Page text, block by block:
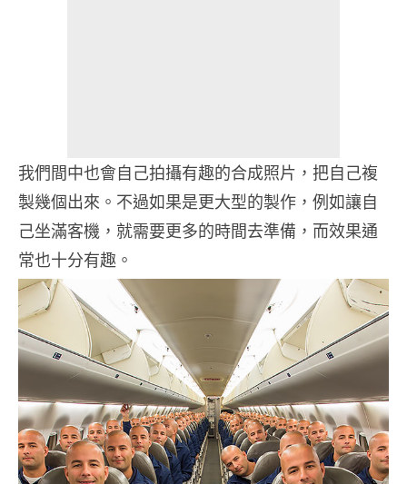
我們間中也會自己拍攝有趣的合成照片，把自己複
製幾個出來。不過如果是更大型的製作，例如讓自
己坐滿客機，就需要更多的時間去準備，而效果通
常也十分有趣。